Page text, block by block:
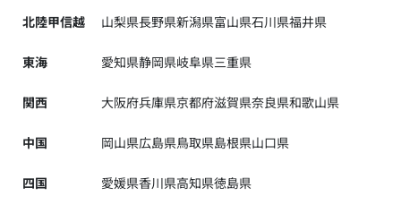
北陸甲信越 山梨県長野県新潟県富山県石川県福井県
東海 愛知県静岡県岐阜県三重県
関西 大阪府兵庫県京都府滋賀県奈良県和歌山県
中国 岡山県広島県鳥取県島根県山口県
四国 愛媛県香川県高知県徳島県